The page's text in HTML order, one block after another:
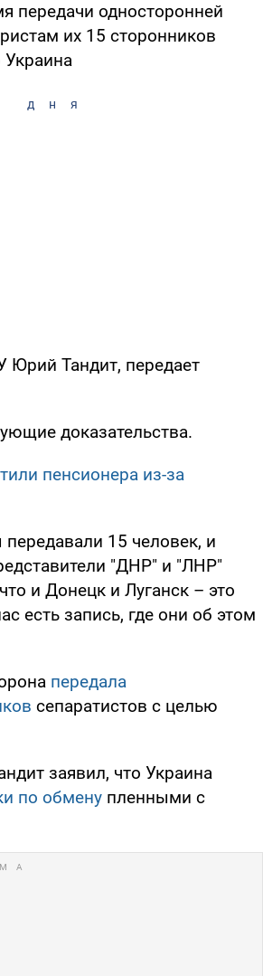
передачи односторонней
их 15 сторонников
Украина
дня
Юрий Тандит, передает
доказательства.
пенсионера из-за
15 человек, и
"ДНР" и "ЛНР"
и Донецк и Луганск – это
есть запись, где они об этом
передала
сепаратистов с целью
заявил, что Украина
по обмену пленными с